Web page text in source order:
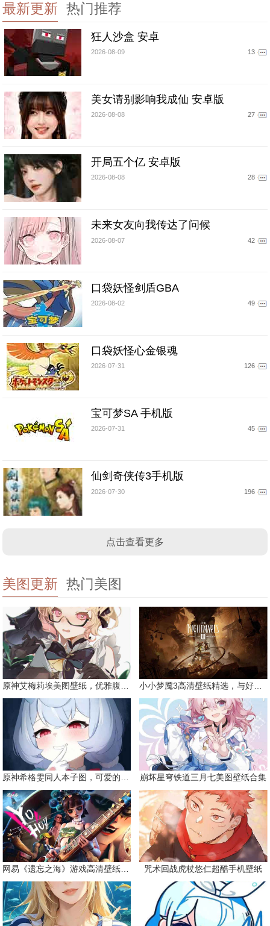
最新更新 热门推荐
狂人沙盒 安卓
2026-08-09 13
美女请别影响我成仙 安卓版
2026-08-08 27
开局五个亿 安卓版
2026-08-08 28
未来女友向我传达了问候
2026-08-07 42
口袋妖怪剑盾GBA
2026-08-02 49
口袋妖怪心金银魂
2026-07-31 126
宝可梦SA 手机版
2026-07-31 45
仙剑奇侠传3手机版
2026-07-30 196
点击查看更多
美图更新 热门美图
小小梦魇3高清壁纸精选，与好友一同面对恐惧
崩坏星穹铁道三月七美图壁纸合集
咒术回战虎杖悠仁超酷手机壁纸